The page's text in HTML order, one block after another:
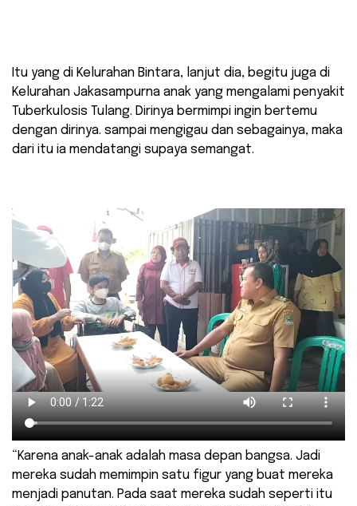
Itu yang di Kelurahan Bintara, lanjut dia, begitu juga di
Kelurahan Jakasampurna anak yang mengalami penyakit
Tuberkulosis Tulang. Dirinya bermimpi ingin bertemu
dengan dirinya. sampai mengigau dan sebagainya, maka
dari itu ia mendatangi supaya semangat.
“Karena anak-anak adalah masa depan bangsa. Jadi
mereka sudah memimpin satu figur yang buat mereka
menjadi panutan. Pada saat mereka sudah seperti itu